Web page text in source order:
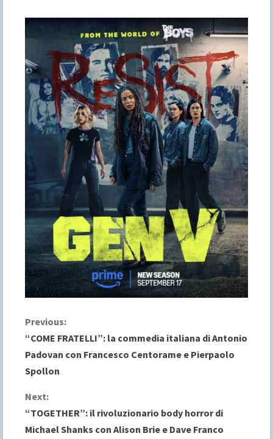
C
o
n
t
i
Previous:
“COME FRATELLI”: la commedia italiana di Antonio
Padovan con Francesco Centorame e Pierpaolo
Spollon
Next:
“TOGETHER”: il rivoluzionario body horror di
Michael Shanks con Alison Brie e Dave Franco